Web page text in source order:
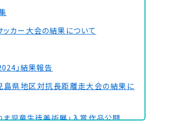
カー大会の結果について
」結果報告
島県地区対抗長距離走大会の結果に
ま児童生徒美術展」入賞作品公開